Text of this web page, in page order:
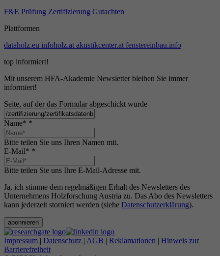
F&E Prüfung Zertifizierung Gutachten
Plattformen
dataholz.eu infoholz.at akustikcenter.at fenstereinbau.info
top informiert!
Mit unserem HFA-Akademie Newsletter bleiben Sie immer
informiert!
Seite, auf der das Formular abgeschickt wurde
Name* *
Bitte teilen Sie uns Ihren Namen mit.
E-Mail* *
Bitte teilen Sie uns Ihre E-Mail-Adresse mit.
Ja, ich stimme dem regelmäßigen Erhalt des Newsletters des
Unternehmens Holzforschung Austria zu. Das Abo des Newsletters
kann jederzeit storniert werden (siehe Datenschutzerklärung).
abonnieren
Impressum | Datenschutz | AGB | Reklamationen | Hinweis zur
Barrierefreiheit